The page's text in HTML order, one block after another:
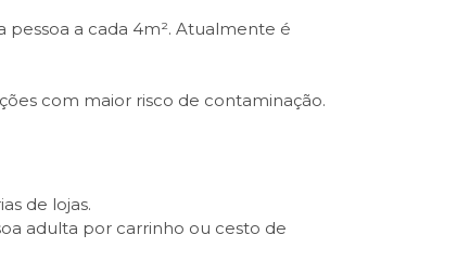
pessoa a cada 4m². Atualmente é
com maior risco de contaminação.
de lojas.
adulta por carrinho ou cesto de